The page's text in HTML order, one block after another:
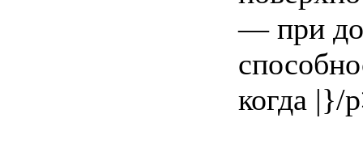
— при
когда |}/